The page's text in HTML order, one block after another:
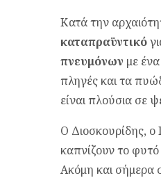
Κατά την
καταπραϋντικό
πνευμόνων με
πληγές και τα
είναι πλούσια σε
Ο Διοσκουρίδης, ο
καπνίζουν το
Ακόμη και σήμερα